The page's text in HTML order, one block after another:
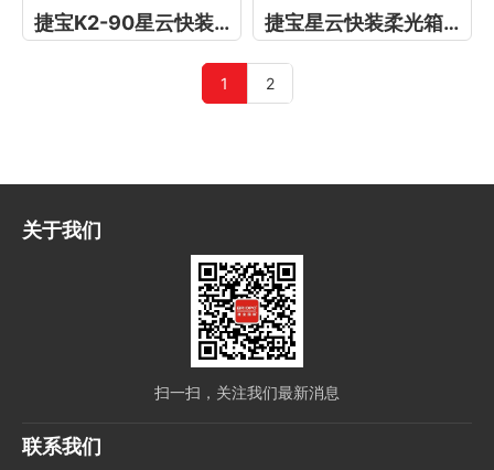
捷宝K2-90星云快装柔光箱 捷宝星云快装柔光箱K2-120
1 2
关于我们
扫一扫，关注我们最新消息
联系我们